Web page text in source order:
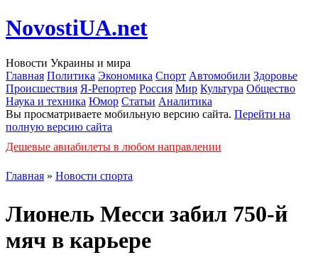
NovostiUA.net
Новости Украины и мира
Главная Политика Экономика Спорт Автомобили Здоровье
Происшествия Я-Репортер Россия Мир Культура Общество
Наука и техника Юмор Статьи Аналитика
Вы просматриваете мобильную версию сайта. Перейти на
полную версию сайта
Дешевые авиабилеты в любом направлении
Главная » Новости спорта
Лионель Месси забил 750-й
мяч в карьере